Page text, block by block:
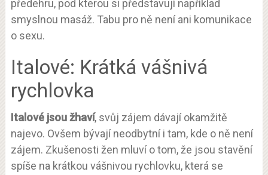
předehru, pod kterou si představují například
smyslnou masáž. Tabu pro ně není ani komunikace
o sexu.
Italové: Krátká vášnivá
rychlovka
Italové jsou žhaví, svůj zájem dávají okamžitě
najevo. Ovšem bývají neodbytní i tam, kde o ně není
zájem. Zkušenosti žen mluví o tom, že jsou stavění
spíše na krátkou vášnivou rychlovku, která se